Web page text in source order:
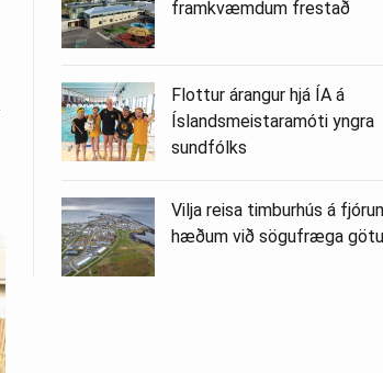
framkvæmdum frestað
Flottur árangur hjá ÍA á
Íslandsmeistaramóti yngra
sundfólks
Vilja reisa timburhús á
hæðum við sögufræga götu